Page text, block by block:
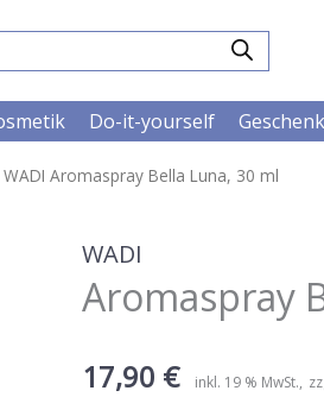
Do-it-yourself
WADI Aromaspray Bella Luna, 30 ml
WADI
Aromaspray
17,90 € inkl. 19 % MwSt.